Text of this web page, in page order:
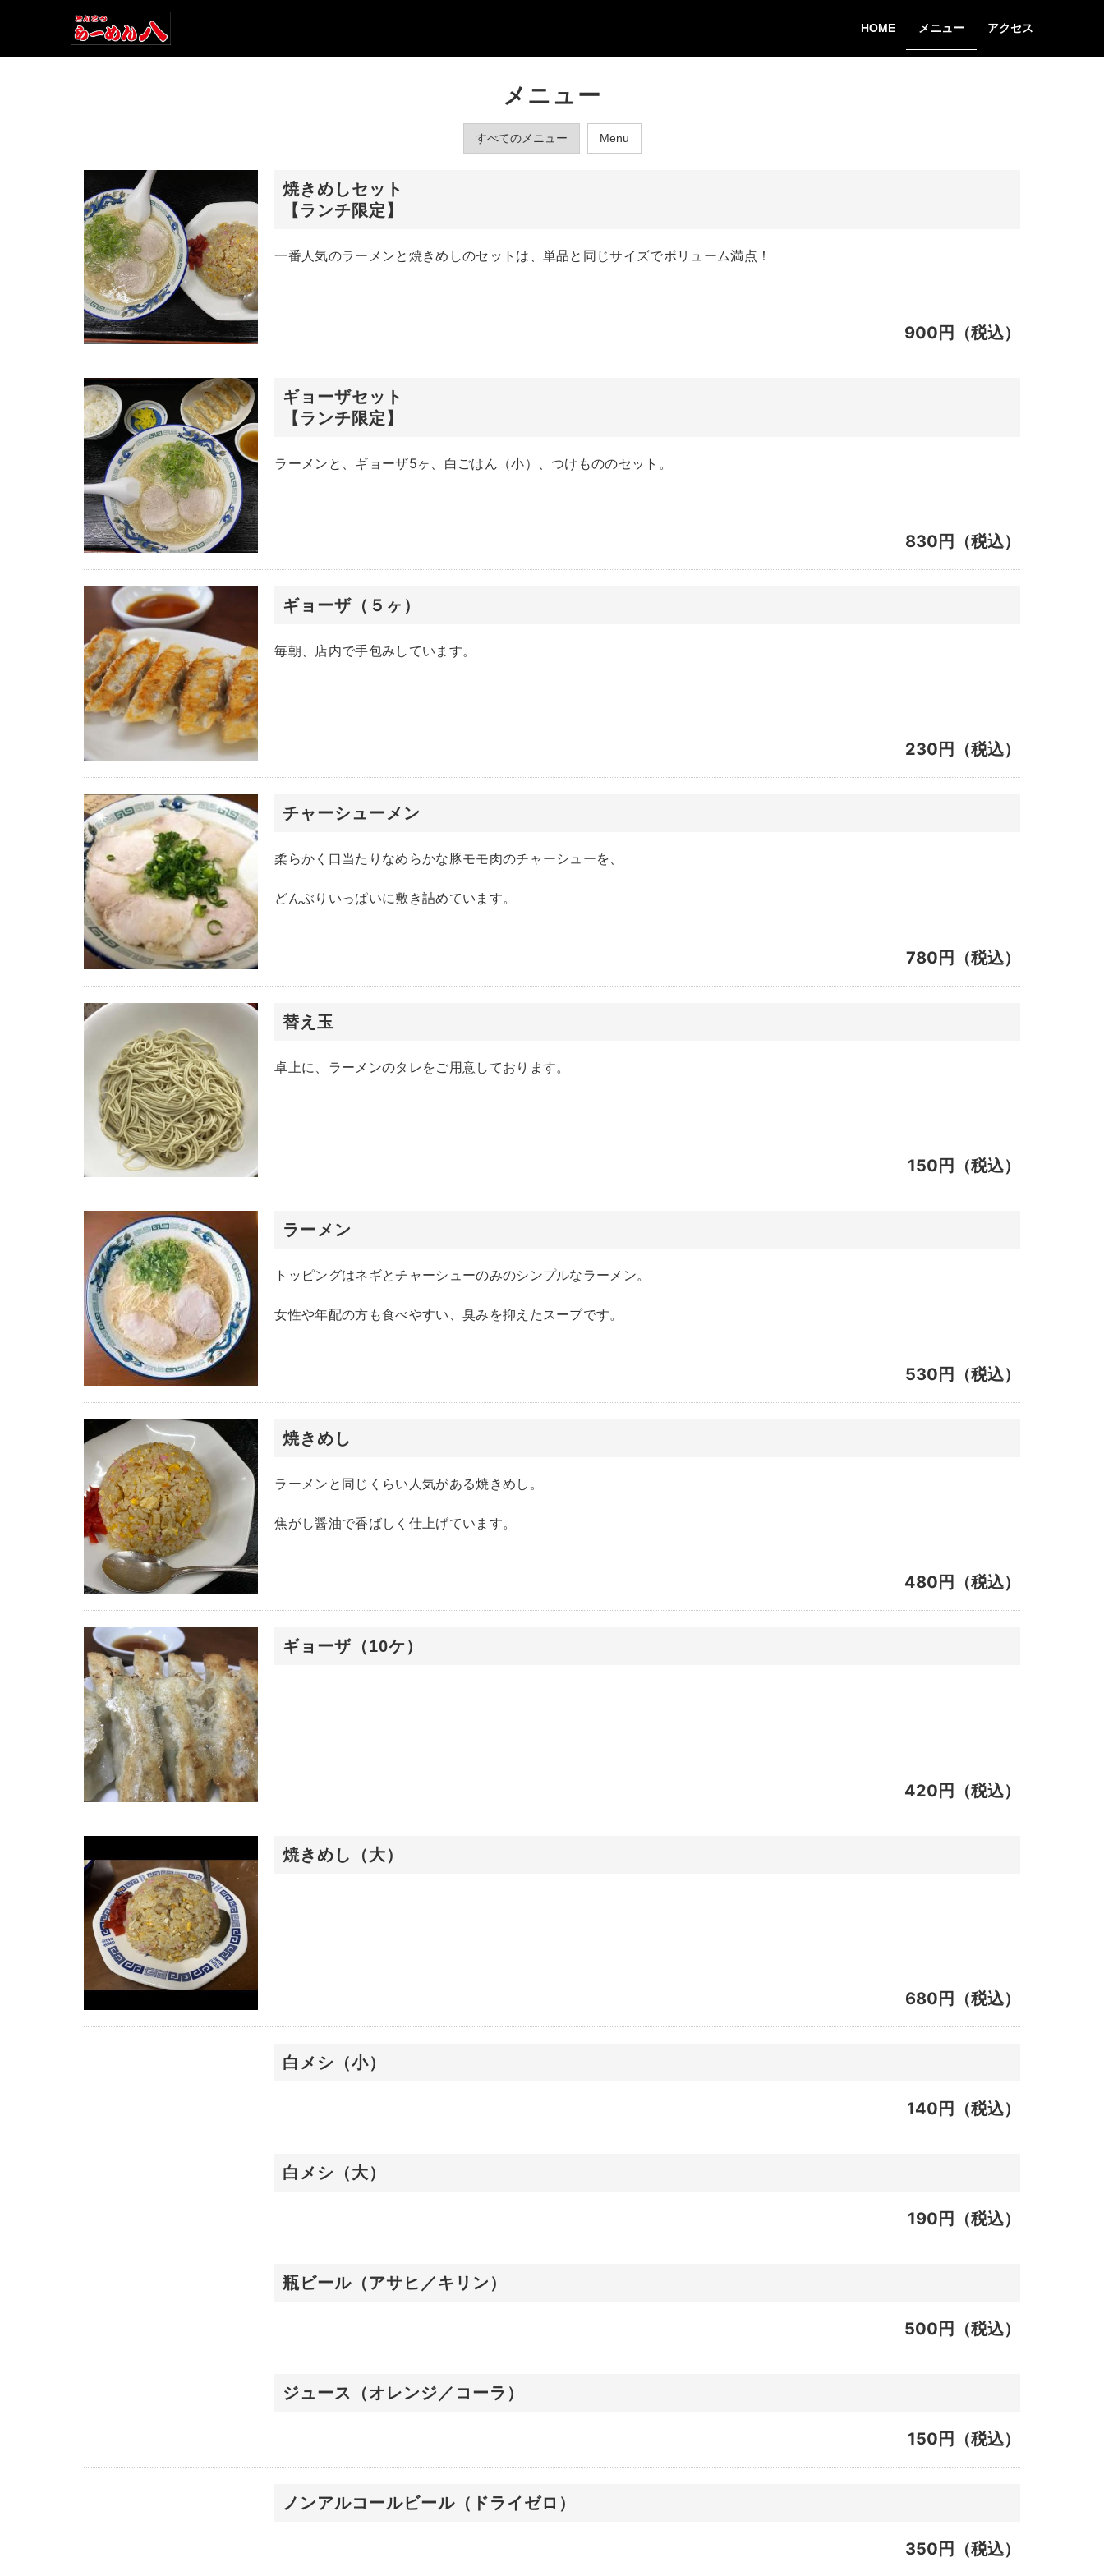
HOME メニュー アクセス
メニュー
すべてのメニュー Menu
焼きめしセット
【ランチ限定】
一番人気のラーメンと焼きめしのセットは、単品と同じサイズでボリューム満点！
900円（税込）
ギョーザセット
【ランチ限定】
ラーメンと、ギョーザ5ヶ、白ごはん（小）、つけもののセット。
830円（税込）
ギョーザ（５ヶ）
毎朝、店内で手包みしています。
230円（税込）
チャーシューメン
柔らかく口当たりなめらかな豚モモ肉のチャーシューを、
どんぶりいっぱいに敷き詰めています。
780円（税込）
替え玉
卓上に、ラーメンのタレをご用意しております。
150円（税込）
ラーメン
トッピングはネギとチャーシューのみのシンプルなラーメン。
女性や年配の方も食べやすい、臭みを抑えたスープです。
530円（税込）
焼きめし
ラーメンと同じくらい人気がある焼きめし。
焦がし醤油で香ばしく仕上げています。
480円（税込）
ギョーザ（10ケ）
420円（税込）
焼きめし（大）
680円（税込）
白メシ（小）
140円（税込）
白メシ（大）
190円（税込）
瓶ビール（アサヒ／キリン）
500円（税込）
ジュース（オレンジ／コーラ）
150円（税込）
ノンアルコールビール（ドライゼロ）
350円（税込）